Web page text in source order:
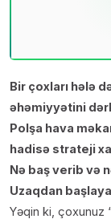
Bir çoxları hələ
əhəmiyyətini
Polşa hava
hadisə strateji
Nə baş verib və
Uzaqdan
Yəqin ki, çoxunuz